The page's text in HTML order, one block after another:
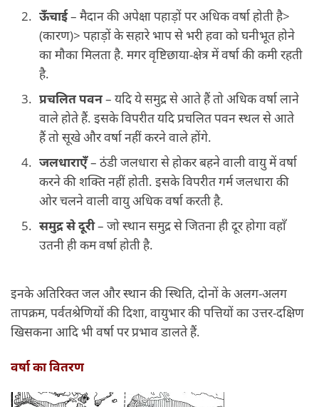
ऊँचाई– मैदान की अपेक्षा पहाड़ों पर अधिक वर्षा होती है>
(कारण)> पहाड़ों के सहारे भाप से भरी हवा को घनीभूत होने
का मौका मिलता है. मगर वृष्टिछाया-क्षेत्र में वर्षा की कमी रहती
है.
प्रचलित पवन– यदि ये समुद्र से आते हैं तो अधिक वर्षा लाने
वाले होते हैं. इसके विपरीत यदि प्रचलित पवन स्थल से आते
हैं तो सूखे और वर्षा नहीं करने वाले होंगे.
जलधाराएँ– ठंडी जलधारा से होकर बहने वाली वायु में वर्षा
करने की शक्ति नहीं होती. इसके विपरीत गर्म जलधारा की
ओर चलने वाली वायु अधिक वर्षा करती है.
समुद्र से दूरी– जो स्थान समुद्र से जितना ही दूर होगा वहाँ
उतनी ही कम वर्षा होती है.
इनके अतिरिक्त जल और स्थान की स्थिति, दोनों के अलग-अलग
तापक्रम, पर्वतश्रेणियों की दिशा, वायुभार की पत्तियों का उत्तर-दक्षिण
खिसकना आदि भी वर्षा पर प्रभाव डालते हैं.
वर्षा का वितरण